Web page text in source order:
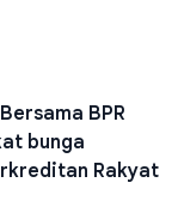
BPR
bunga
Rakyat